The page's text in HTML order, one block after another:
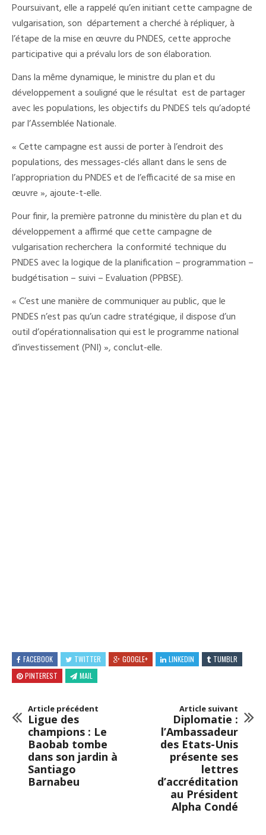
Poursuivant, elle a rappelé qu’en initiant cette campagne de
vulgarisation, son département a cherché à répliquer, à
l’étape de la mise en œuvre du PNDES, cette approche
participative qui a prévalu lors de son élaboration.
Dans la même dynamique, le ministre du plan et du
développement a souligné que le résultat est de partager
avec les populations, les objectifs du PNDES tels qu’adopté
par l’Assemblée Nationale.
« Cette campagne est aussi de porter à l’endroit des
populations, des messages-clés allant dans le sens de
l’appropriation du PNDES et de l’efficacité de sa mise en
œuvre », ajoute-t-elle.
Pour finir, la première patronne du ministère du plan et du
développement a affirmé que cette campagne de
vulgarisation recherchera la conformité technique du
PNDES avec la logique de la planification – programmation –
budgétisation – suivi – Evaluation (PPBSE).
« C’est une manière de communiquer au public, que le
PNDES n’est pas qu’un cadre stratégique, il dispose d’un
outil d’opérationnalisation qui est le programme national
d’investissement (PNI) », conclut-elle.
FACEBOOK TWITTER GOOGLE+ LINKEDIN
TUMBLR
PINTEREST
MAIL
Article précédent
Ligue des
champions : Le
Baobab tombe
dans son jardin à
Santiago
Barnabeu
Article suivant
Diplomatie :
l’Ambassadeur
des Etats-Unis
présente ses
lettres
d’accréditation
au Président
Alpha Condé